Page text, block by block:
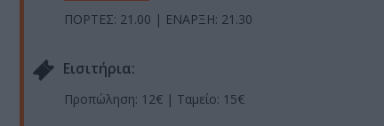
ΠΟΡΤΕΣ: 21.00 | ΕΝΑΡΞΗ: 21.30
Eισιτήρια:
Προπώληση: 12€ | Ταμείο: 15€